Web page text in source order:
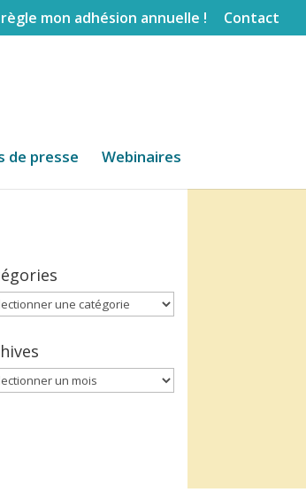
règle mon adhésion annuelle ! Contact
de presse Webinaires